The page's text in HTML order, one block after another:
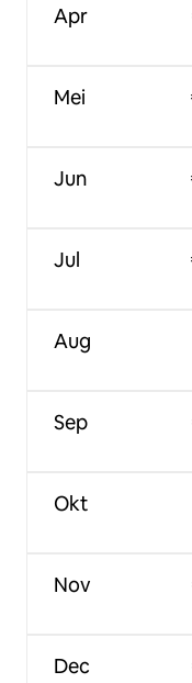
Apr
Mei
Jun
Jul
Aug
Sep
Okt
Nov
Dec